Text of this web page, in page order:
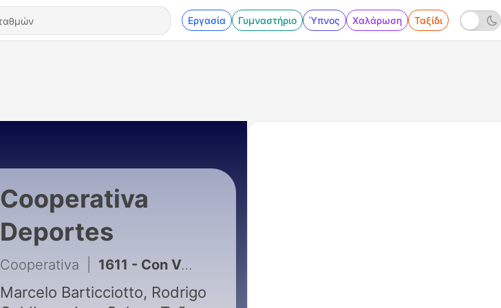
Εργασία Γυμναστήριο Ύπνος Χαλάρωση Ταξίδι
Cooperativa
Deportes
Cooperativa 1611 - Con Vozinha listo, Colo Colo va por Iván Román
Marcelo Barticciotto, Rodrigo